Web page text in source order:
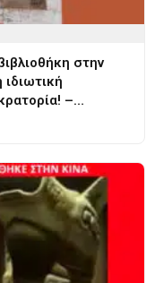
στην
–…